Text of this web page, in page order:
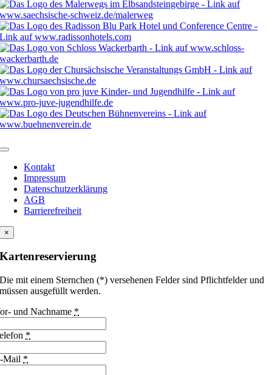
Kontakt
Impressum
Datenschutzerklärung
AGB
Barrierefreiheit
×
Kartenreservierung
Die mit einem Sternchen (*) versehenen Felder sind Pflichtfelder und
müssen ausgefüllt werden.
und Nachname *
*
Mail *